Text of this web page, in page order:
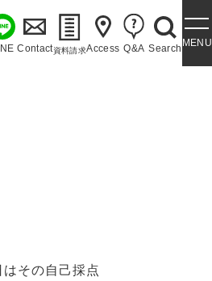
Contact資料請求Access Q&A SearchMENU
その自己採点